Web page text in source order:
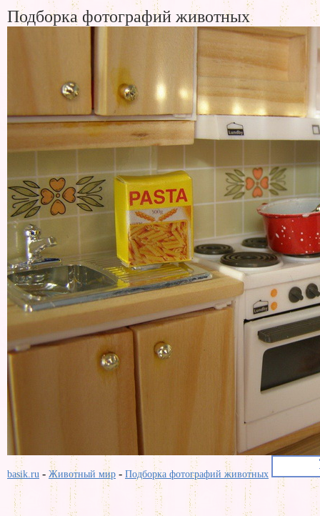
Подборка фотографий животных
basik.ru - Животный мир - Подборка фотографий животных